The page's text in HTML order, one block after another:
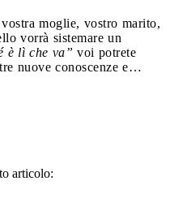
moglie, vostro marito,
vorrà sistemare un
è lì che va” voi potrete
nuove conoscenze e…
articolo: